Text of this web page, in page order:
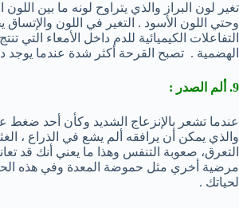
تغير لون البراز والذي يتراوح لونه ما بين اللون
وحتي اللون الأسود . التغير في اللون
التفاعلات الكيميائية للدم داخل الأمعاء التي
الهضمية . تصبح القرحة أكثر شدة عندما يوجد
9. ألم الصدر :
عندما تشعر بالإنزعاج الشديد وكأن أحد
والذي يمكن أن يرافقه ألم يشع في الذراع ،
التعرق، صعوبة التنفس وهذا ما يعني أنك قد
مرضية أخري مثل حموضة المعدة وفي هذه
لحياتك .